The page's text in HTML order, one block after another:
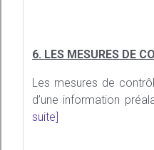
6. LES MESURES DE
Les mesures de
d’une information
suite]